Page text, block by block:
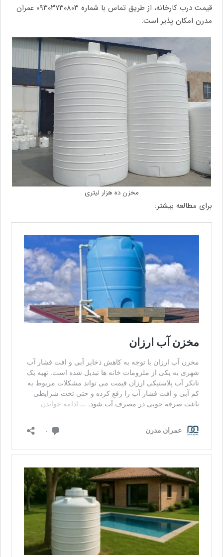
قیمت درب کارخانه، از طریق تماس با شماره ۰۹۳۰۳۷۳۰۸۰۳ عمران
مدرن امکان پذیر است.
مخزن ده هزار لیتری
برای مطالعه بیشتر: